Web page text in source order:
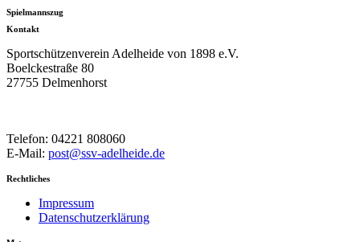
Spielmannszug
Kontakt
Sportschützenverein Adelheide von 1898 e.V.
Boelckestraße 80
27755 Delmenhorst
Telefon: 04221 808060
E-Mail: post@ssv-adelheide.de
Rechtliches
Impressum
Datenschutzerklärung